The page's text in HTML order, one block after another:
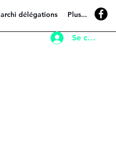
archi délégations Plus...
Se connecter